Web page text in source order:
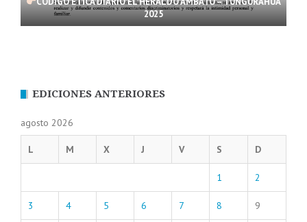
2025
EDICIONES ANTERIORES
agosto 2026
L M X J V S D
1 2
3 4 5 6 7 8 9